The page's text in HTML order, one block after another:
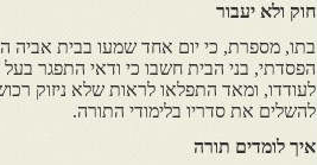
חוק ולא יעבור
בתו, מספרת, כי יום אחד שמעו בבית אביה
הפסדתי, בני הבית חשבו כי ודאי התפגר
לעודדו, ומאד התפלאו לראות שלא ניזוק
להשלים את סדריו בלימודי התורה.
איך לומדים תורה